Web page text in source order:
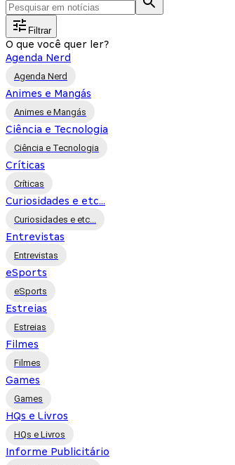
Filtrar
O que você quer ler?
Agenda Nerd
Agenda Nerd
Animes e Mangás
Animes e Mangás
Ciência e Tecnologia
Ciência e Tecnologia
Críticas
Críticas
Curiosidades e etc...
Curiosidades e etc...
Entrevistas
Entrevistas
eSports
eSports
Estreias
Estreias
Filmes
Filmes
Games
Games
HQs e Livros
HQs e Livros
Informe Publicitário